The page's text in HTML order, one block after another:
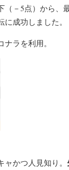
（－5点）から、
に成功しました。
ラを利用。
かつ人見知り。